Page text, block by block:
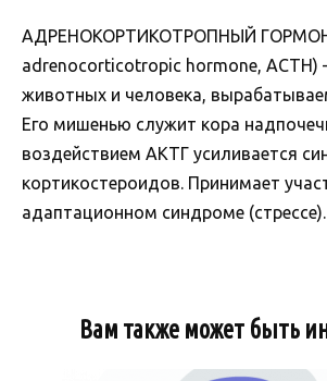
АДРЕНОКОРТИКОТРОПНЫЙ ГОРМОН
adrenocorticotropic hormone,
животных и человека,
Его мишенью служит кора
воздействием АКТГ усиливается
кортикостероидов. Принимает
адаптационном синдроме (стрессе).
Вам также может быть